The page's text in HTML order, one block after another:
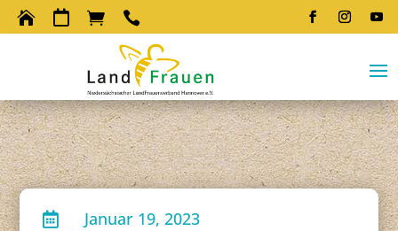
   
 Januar 19, 2023